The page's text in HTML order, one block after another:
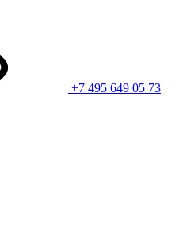
+7 495 649 05 73